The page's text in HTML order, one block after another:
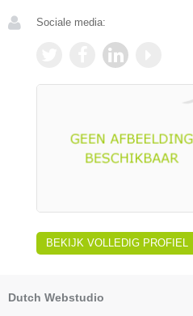
Sociale media:
BEKIJK VOLLEDIG PROFIEL
Dutch Webstudio